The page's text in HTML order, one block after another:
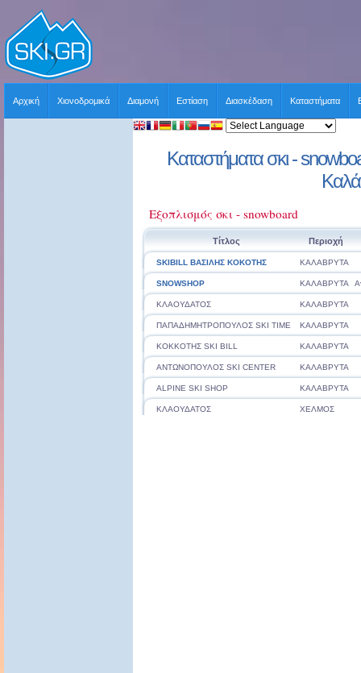
Αρχική Χιονοδρομικά Διαμονή Εστίαση Διασκέδαση Καταστήματα
Καταστήματα σκι -
Εξοπλισμός σκι - snowboard
Τίτλος Περιοχή
SKIBILL ΒΑΣΙΛΗΣ ΚΟΚΟΤΗΣ ΚΑΛΑΒΡΥΤΑ
SNOWSHOP ΚΑΛΑΒΡΥΤΑ
ΚΛΑΟΥΔΑΤΟΣ ΚΑΛΑΒΡΥΤΑ
ΠΑΠΑΔΗΜΗΤΡΟΠΟΥΛΟΣ SKI TIME ΚΑΛΑΒΡΥΤΑ
ΚΟΚΚΟΤΗΣ SKI BILL ΚΑΛΑΒΡΥΤΑ
ΑΝΤΩΝΟΠΟΥΛΟΣ SKI CENTER ΚΑΛΑΒΡΥΤΑ
ALPINE SKI SHOP ΚΑΛΑΒΡΥΤΑ
ΚΛΑΟΥΔΑΤΟΣ ΧΕΛΜΟΣ